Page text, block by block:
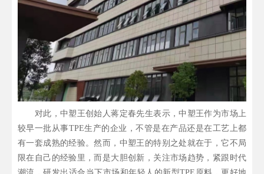
对此，中塑王创始人蒋定春先生表示，中塑王作为市场上
较早一批从事TPE生产的企业，不管是在产品还是在工艺上都
有一套成熟的经验。然而，中塑王的特别之处就在于，它不局
限在自己的经验里，而是大胆创新，关注市场趋势，紧跟时代